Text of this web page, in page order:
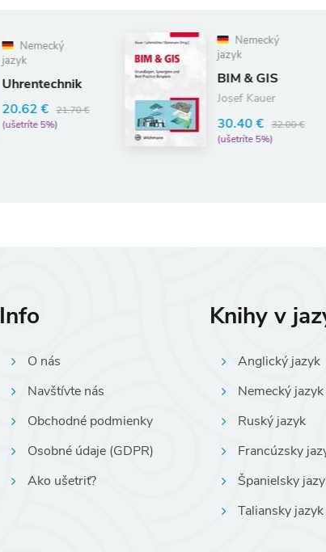
Nemecký
BIM & GIS
Josef Kauer
32.00 €
Info
O nás
Navštívte nás
Obchodné podmienky
Osobné údaje (GDPR)
Ako ušetriť?
Knihy v
Anglický jazyk
Nemecký jazyk
Ruský jazyk
Francúzsky
Španielsky
Taliansky jazyk